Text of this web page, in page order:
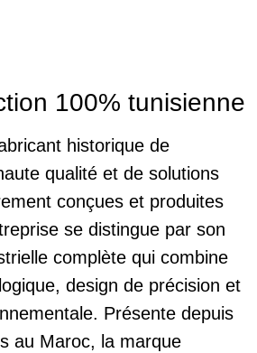
100% tunisienne
historique de
qualité et de solutions
conçues et produites
se distingue par son
complète qui combine
design de précision et
Présente depuis
au Maroc, la marque